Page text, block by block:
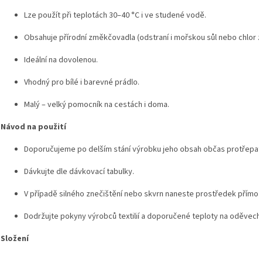
Lze použít při teplotách 30–40 °C i ve studené vodě.
Obsahuje přírodní změkčovadla (odstraní i mořskou sůl nebo chlor
Ideální na dovolenou.
Vhodný pro bílé i barevné prádlo.
Malý – velký pomocník na cestách i doma.
Návod na použití
Doporučujeme po delším stání výrobku jeho obsah občas
Dávkujte dle dávkovací tabulky.
V případě silného znečištění nebo skvrn naneste prostředek
Dodržujte pokyny výrobců textilií a doporučené teploty na
Složení